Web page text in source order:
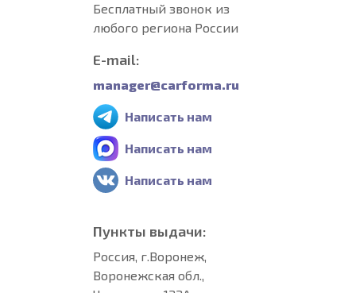
Бесплатный звонок из
любого региона России
E-mail:
manager@carforma.ru
Написать нам
Написать нам
Написать нам
Пункты выдачи:
Россия, г.Воронеж,
Воронежская обл.,